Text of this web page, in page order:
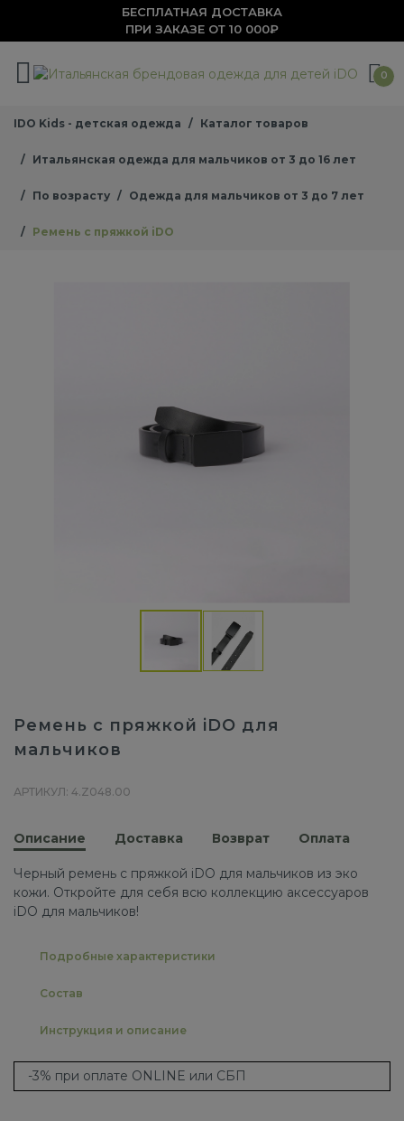
БЕСПЛАТНАЯ ДОСТАВКА
ПРИ ЗАКАЗЕ ОТ 10 000₽
0
IDO Kids - детская одежда Каталог товаров
Итальянская одежда для мальчиков от 3 до 16 лет
По возрасту Одежда для мальчиков от 3 до 7 лет
Ремень с пряжкой iDO
Ремень с пряжкой iDO для
мальчиков
АРТИКУЛ: 4.Z048.00
Описание Доставка Возврат Оплата
Черный ремень с пряжкой iDO для мальчиков из эко
кожи. Откройте для себя всю коллекцию аксессуаров
iDO для мальчиков!
Подробные характеристики
Состав
Инструкция и описание
-3% при оплате ONLINE или СБП